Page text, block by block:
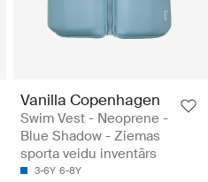
Vanilla Copenhagen
Swim Vest - Neoprene -
Blue Shadow - Ziemas
sporta veidu inventārs
3-6Y 6-8Y